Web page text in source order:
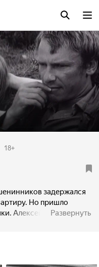
18+
задержался
Но пришло
Алексей поехалРазвернуть